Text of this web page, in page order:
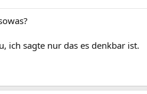
ich sagte nur das es denkbar ist.